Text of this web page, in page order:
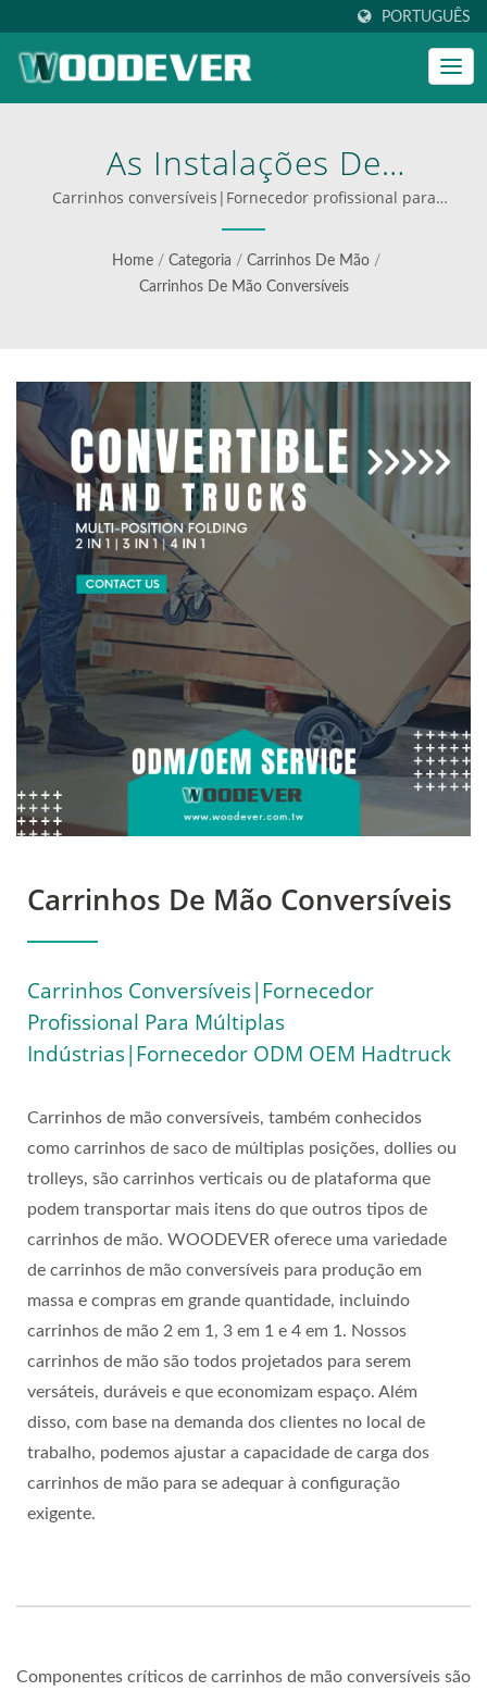
PORTUGUÊS
As Instalações De
Fabricação Da WOODEVER
Permitem A Fabricação De
Carrinhos De Mão
Construídos Em Alumínio
Leve E Aço Durável, Com
Uma Capacidade De Carga
De Até 1000lbs. |
Descubra Os
Equipamentos De
Manuseio De Materiais
Duráveis E Versáteis Da
WOODEVER
Carrinhos conversíveis|Fornecedor profissional para
múltiplas indústrias|Fornecedor ODM OEM Hadtruck |
carrinhos multifuncionais para logística eficiente
Home / Categoria / Carrinhos De Mão /
Carrinhos De Mão Conversíveis
Carrinhos De Mão Conversíveis
Carrinhos Conversíveis|Fornecedor
Profissional Para Múltiplas
Indústrias|Fornecedor ODM OEM Hadtruck
Carrinhos de mão conversíveis, também conhecidos
como carrinhos de saco de múltiplas posições, dollies ou
trolleys, são carrinhos verticais ou de plataforma que
podem transportar mais itens do que outros tipos de
carrinhos de mão. WOODEVER oferece uma variedade
de carrinhos de mão conversíveis para produção em
massa e compras em grande quantidade, incluindo
carrinhos de mão 2 em 1, 3 em 1 e 4 em 1. Nossos
carrinhos de mão são todos projetados para serem
versáteis, duráveis e que economizam espaço. Além
disso, com base na demanda dos clientes no local de
trabalho, podemos ajustar a capacidade de carga dos
carrinhos de mão para se adequar à configuração
exigente.
Componentes críticos de carrinhos de mão conversíveis são